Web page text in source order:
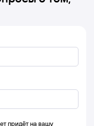
придёт на вашу